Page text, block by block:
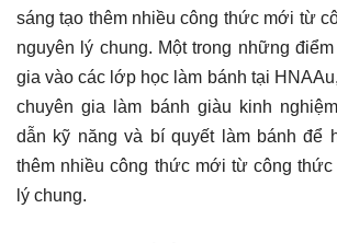
sáng tạo thêm nhiều công thức mới từ
nguyên lý chung. Một trong những
gia vào các lớp học làm bánh tại
chuyên gia làm bánh giàu kinh
dẫn kỹ năng và bí quyết làm bánh để
thêm nhiều công thức mới từ công thức
lý chung.